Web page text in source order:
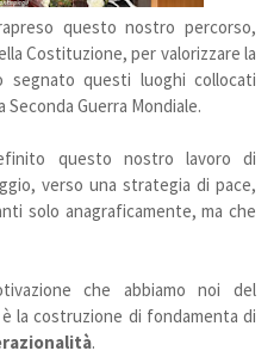
questo nostro percorso,
Costituzione, per valorizzare la
segnato questi luoghi collocati
Guerra Mondiale.
questo nostro lavoro di
verso una strategia di pace,
solo anagraficamente, ma che
che abbiamo noi del
la costruzione di fondamenta di
.